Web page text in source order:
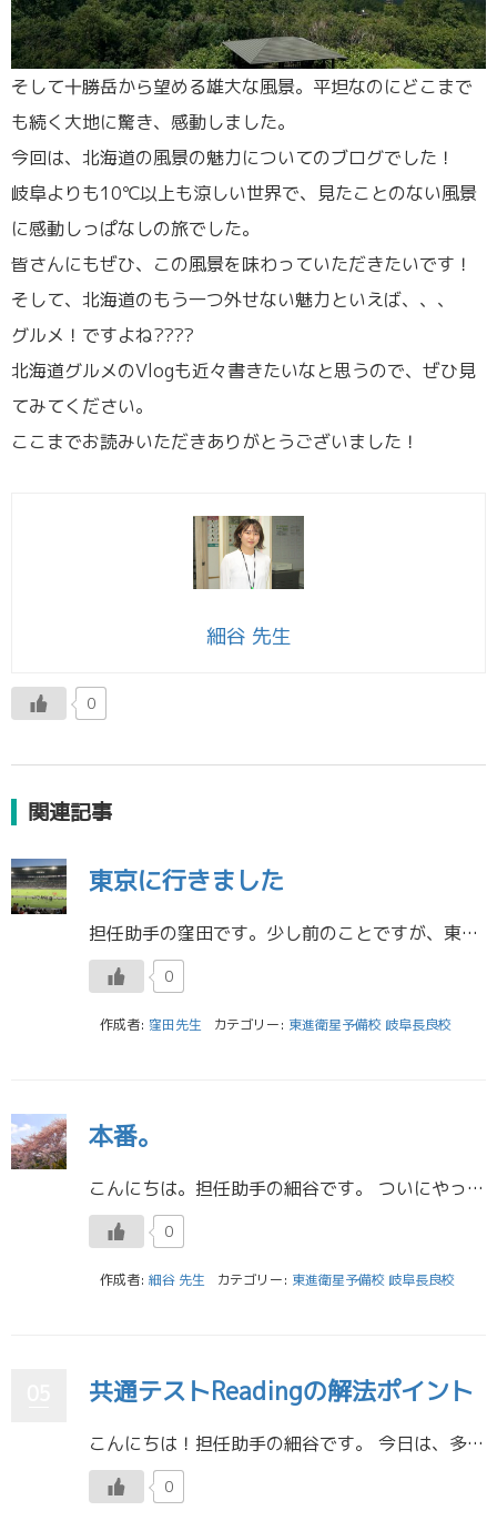
そして十勝岳から望める雄大な風景。平坦なのにどこまで
も続く大地に驚き、感動しました。
今回は、北海道の風景の魅力についてのブログでした！
岐阜よりも10℃以上も涼しい世界で、見たことのない風景
に感動しっぱなしの旅でした。
皆さんにもぜひ、この風景を味わっていただきたいです！
そして、北海道のもう一つ外せない魅力といえば、、、
グルメ！ですよね????
北海道グルメのVlogも近々書きたいなと思うので、ぜひ見
てみてください。
ここまでお読みいただきありがとうございました！
細谷 先生
0
関連記事
東京に行きました
担任助手の窪田です。少し前のことですが、東京に行ってきました。一番の理由はサッカー観戦をするためです。 上の写真は国立競技場で撮りました。７/26(水)FCバイエルン・ミュンヘンvsマンチェスター・シティの試合です。7/ […]
0
作成者: 窪田先生 カテゴリー: 東進衛星予備校 岐阜長良校
本番。
こんにちは。担任助手の細谷です。 ついにやってきました。国公立大学前期試験本番。 長良校は、いつも朝からいる受験生たちの姿が消え、すっからかんです。 ついにこの日が来たか、と私までなんだか緊張します。 今までの何百時間の […]
0
作成者: 細谷 先生 カテゴリー: 東進衛星予備校 岐阜長良校
共通テストReadingの解法ポイント
こんにちは！担任助手の細谷です。 今日は、多くの受験生が「時間が足りない」「内容が頭に入ってこない」と苦戦しがちな《共通テストのReading》について、解き方のポイントを紹介します！ ぜひ参考にしてみて下さいね(^^) […]
0